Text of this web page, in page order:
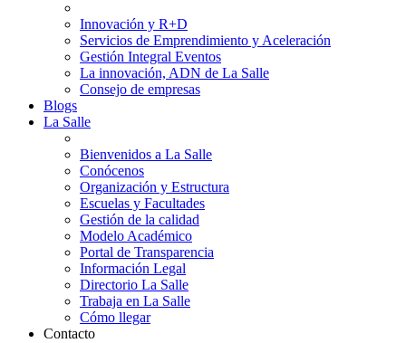
Innovación y R+D
Servicios de Emprendimiento y Aceleración
Gestión Integral Eventos
La innovación, ADN de La Salle
Consejo de empresas
Blogs
La Salle
Bienvenidos a La Salle
Conócenos
Organización y Estructura
Escuelas y Facultades
Gestión de la calidad
Modelo Académico
Portal de Transparencia
Información Legal
Directorio La Salle
Trabaja en La Salle
Cómo llegar
Contacto